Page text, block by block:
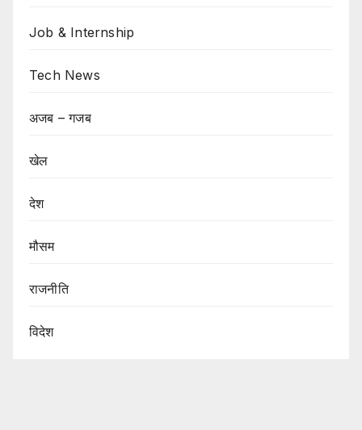
Job & Internship
Tech News
अजब – गजब
खेल
देश
मौसम
राजनीति
विदेश